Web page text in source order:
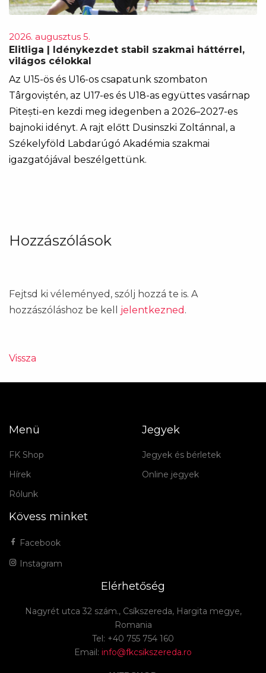
2026. augusztus 5.
Elitliga | Idénykezdet stabil szakmai háttérrel,
világos célokkal
Az U15-ös és U16-os csapatunk szombaton
Târgoviștén, az U17-es és U18-as együttes vasárnap
Pitești-en kezdi meg idegenben a 2026–2027-es
bajnoki idényt. A rajt előtt Dusinszki Zoltánnal, a
Székelyföld Labdarúgó Akadémia szakmai
igazgatójával beszélgettünk.
Hozzászólások
Fejtsd ki véleményed, szólj hozzá te is. A
hozzászóláshoz be kell jelentkezned .
Vissza
Menü
FK Shop
Hírek
Rólunk
Jegyek
Jegyek és bérletek
Online jegyek
Kövess minket
Facebook
Instagram
Elérhetőség
Nagyrét utca 32 szám., Csíkszereda, Hargita megye,
Romania
Tel: +40 755 754 160
Email: info@fkcsikszereda.ro